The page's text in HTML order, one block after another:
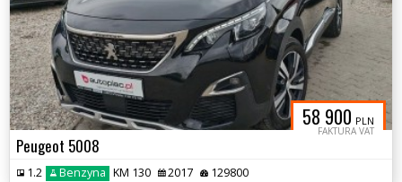
58 900 PLN
FAKTURA VAT
Peugeot 5008
1.2 Benzyna KM 130 2017 129800